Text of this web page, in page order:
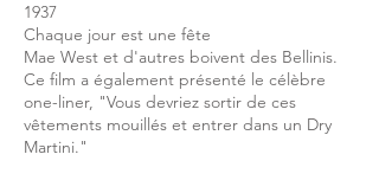
1937
Chaque jour est une fête
Mae West et d'autres boivent des Bellinis.
Ce film a également présenté le célèbre
one-liner, "Vous devriez sortir de ces
vêtements mouillés et entrer dans un Dry
Martini."